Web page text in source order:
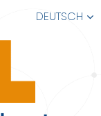
DEUTSCH